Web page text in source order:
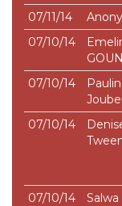
07/11/14
07/10/14
07/10/14
07/10/14
07/10/14